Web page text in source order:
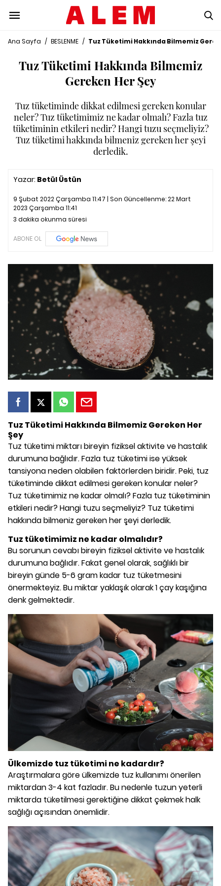
Ana Sayfa / BESLENME / Tuz Tüketimi Hakkında Bilmemiz
Tuz Tüketimi Hakkında Bilmemiz
Gereken Her Şey
Tuz tüketiminde dikkat edilmesi gereken konular
neler? Tuz tüketimimiz ne kadar olmalı? Fazla tuz
tüketiminin etkileri nedir? Hangi tuzu seçmeliyiz?
Tuz tüketimi hakkında bilmeniz gereken her şeyi
derledik.
Yazar: Betül Üstün
9 Şubat 2022 Çarşamba 11:47 | Son Güncellenme:22 Mart
2023 Çarşamba 11:41
3 dakika okunma süresi
ABONE OL
Tuz Tüketimi Hakkında Bilmemiz Gereken Her
Şey
Tuz tüketimi miktarı bireyin fiziksel aktivite ve hastalık
durumuna bağlıdır. Fazla tuz tüketimi ise yüksek
tansiyona neden olabilen faktörlerden biridir. Peki, tuz
tüketiminde dikkat edilmesi gereken konular neler?
Tuz tüketimimiz ne kadar olmalı? Fazla tuz tüketiminin
etkileri nedir? Hangi tuzu seçmeliyiz? Tuz tüketimi
hakkında bilmeniz gereken her şeyi derledik.
Tuz tüketimimiz ne kadar olmalıdır?
Bu sorunun cevabı bireyin fiziksel aktivite ve hastalık
durumuna bağlıdır. Fakat genel olarak, sağlıklı bir
bireyin günde 5-6 gram kadar tuz tüketmesini
önermekteyiz. Bu miktar yaklaşık olarak 1 çay kaşığına
denk gelmektedir.
Ülkemizde tuz tüketimi ne kadardır?
Araştırmalara göre ülkemizde tuz kullanımı önerilen
miktardan 3-4 kat fazladır. Bu nedenle tuzun yeterli
miktarda tüketilmesi gerektiğine dikkat çekmek halk
sağlığı açısından önemlidir.